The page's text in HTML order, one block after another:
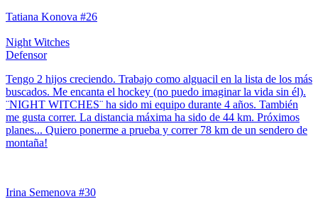
Tatiana Konova #26
Night Witches
Defensor
Tengo 2 hijos creciendo. Trabajo como alguacil en la lista de los más
buscados. Me encanta el hockey (no puedo imaginar la vida sin él).
¨NIGHT WITCHES¨ ha sido mi equipo durante 4 años. También
me gusta correr. La distancia máxima ha sido de 44 km. Próximos
planes... Quiero ponerme a prueba y correr 78 km de un sendero de
montaña!
Irina Semenova #30